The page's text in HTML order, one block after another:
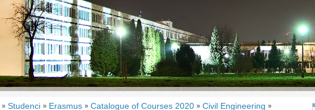
» Studenci » Erasmus » Catalogue of Courses 2020 » Civil Engineering »